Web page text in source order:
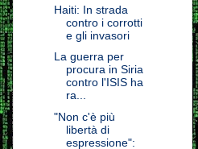
Haiti: In strada
contro i corrotti
e gli invasori
La guerra per
procura in Siria
contro l'ISIS ha
ra...
"Non c'è più
libertà di
espressione":